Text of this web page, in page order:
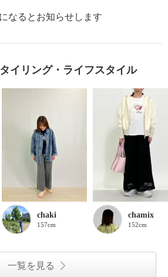
なるとお知らせします
イリング・ライフスタイル
chaki
157cm
chamix
152cm
一覧を見る